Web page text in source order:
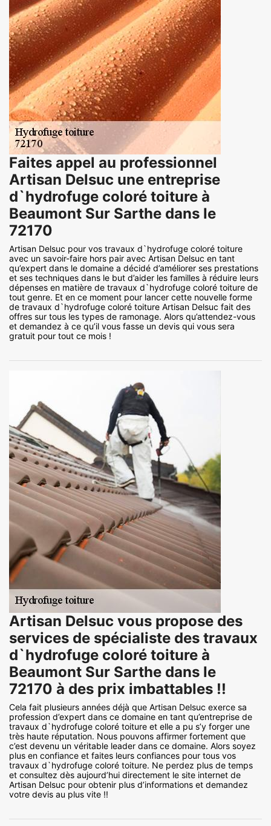
Faites appel au professionnel
Artisan Delsuc une entreprise
d`hydrofuge coloré toiture à
Beaumont Sur Sarthe dans le
72170
Artisan Delsuc pour vos travaux d`hydrofuge coloré toiture
avec un savoir-faire hors pair avec Artisan Delsuc en tant
qu’expert dans le domaine a décidé d’améliorer ses prestations
et ses techniques dans le but d’aider les familles à réduire leurs
dépenses en matière de travaux d`hydrofuge coloré toiture de
tout genre. Et en ce moment pour lancer cette nouvelle forme
de travaux d`hydrofuge coloré toiture Artisan Delsuc fait des
offres sur tous les types de ramonage. Alors qu’attendez-vous
et demandez à ce qu’il vous fasse un devis qui vous sera
gratuit pour tout ce mois !
Artisan Delsuc vous propose des
services de spécialiste des travaux
d`hydrofuge coloré toiture à
Beaumont Sur Sarthe dans le
72170 à des prix imbattables !!
Cela fait plusieurs années déjà que Artisan Delsuc exerce sa
profession d’expert dans ce domaine en tant qu’entreprise de
travaux d`hydrofuge coloré toiture et elle a pu s’y forger une
très haute réputation. Nous pouvons affirmer fortement que
c’est devenu un véritable leader dans ce domaine. Alors soyez
plus en confiance et faites leurs confiances pour tous vos
travaux d`hydrofuge coloré toiture. Ne perdez plus de temps
et consultez dès aujourd’hui directement le site internet de
Artisan Delsuc pour obtenir plus d’informations et demandez
votre devis au plus vite !!